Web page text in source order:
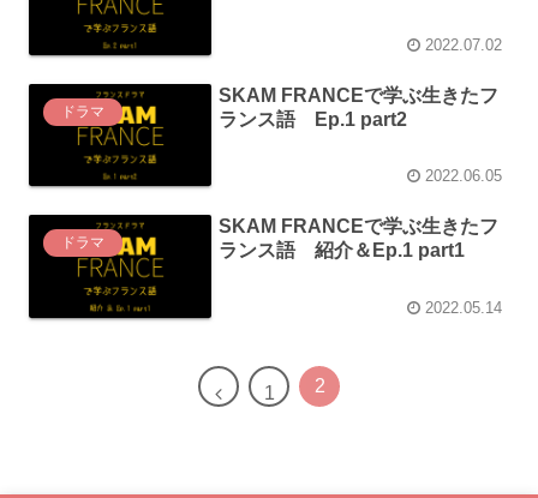
2022.07.02
ドラマ
SKAM FRANCEで学ぶ生きたフ
ランス語 Ep.1 part2
2022.06.05
ドラマ
SKAM FRANCEで学ぶ生きたフ
ランス語 紹介＆Ep.1 part1
2022.05.14
1 2